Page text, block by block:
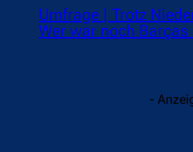
Umfrage | Trotz
Wer war noch Barças
-